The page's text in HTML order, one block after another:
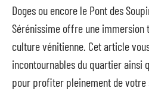
Doges ou encore le Pont des
Sérénissime offre une immersion
culture vénitienne. Cet article
incontournables du quartier ainsi
pour profiter pleinement de votre